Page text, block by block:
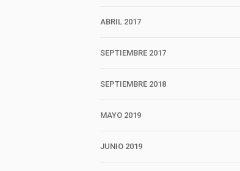
ABRIL 2017
SEPTIEMBRE 2017
SEPTIEMBRE 2018
MAYO 2019
JUNIO 2019